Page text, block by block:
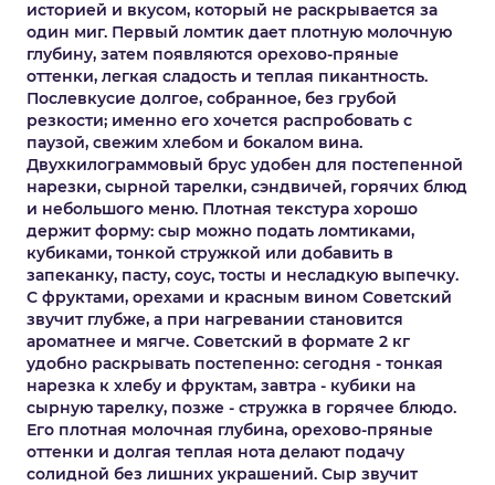
историей и вкусом, который не раскрывается за
один миг. Первый ломтик дает плотную молочную
глубину, затем появляются орехово-пряные
оттенки, легкая сладость и теплая пикантность.
Послевкусие долгое, собранное, без грубой
резкости; именно его хочется распробовать с
паузой, свежим хлебом и бокалом вина.
Двухкилограммовый брус удобен для постепенной
нарезки, сырной тарелки, сэндвичей, горячих блюд
и небольшого меню. Плотная текстура хорошо
держит форму: сыр можно подать ломтиками,
кубиками, тонкой стружкой или добавить в
запеканку, пасту, соус, тосты и несладкую выпечку.
С фруктами, орехами и красным вином Советский
звучит глубже, а при нагревании становится
ароматнее и мягче. Советский в формате 2 кг
удобно раскрывать постепенно: сегодня - тонкая
нарезка к хлебу и фруктам, завтра - кубики на
сырную тарелку, позже - стружка в горячее блюдо.
Его плотная молочная глубина, орехово-пряные
оттенки и долгая теплая нота делают подачу
солидной без лишних украшений. Сыр звучит